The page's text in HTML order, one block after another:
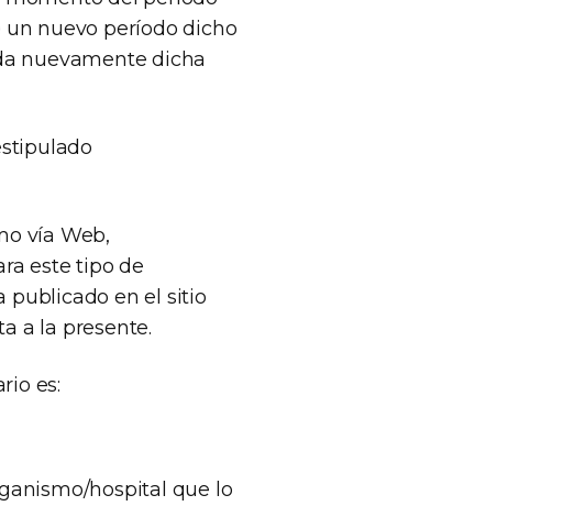
nuevo período dicho
nuevamente dicha
vía Web,
este tipo de
publicado en el sitio
a la presente.
es:
hospital que lo